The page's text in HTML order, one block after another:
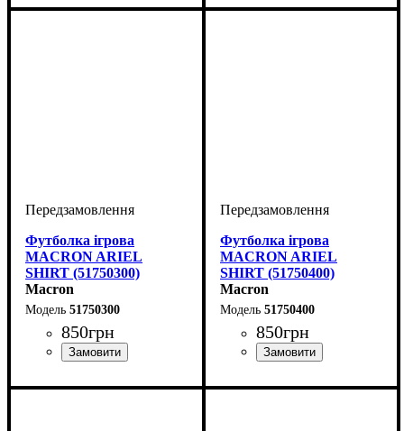
Футболка ігрова
MACRON ARIEL
SHIRT (51750300)
Macron
51750300
850грн
Футболка ігрова
MACRON ARIEL
SHIRT (51750400)
Macron
51750400
850грн